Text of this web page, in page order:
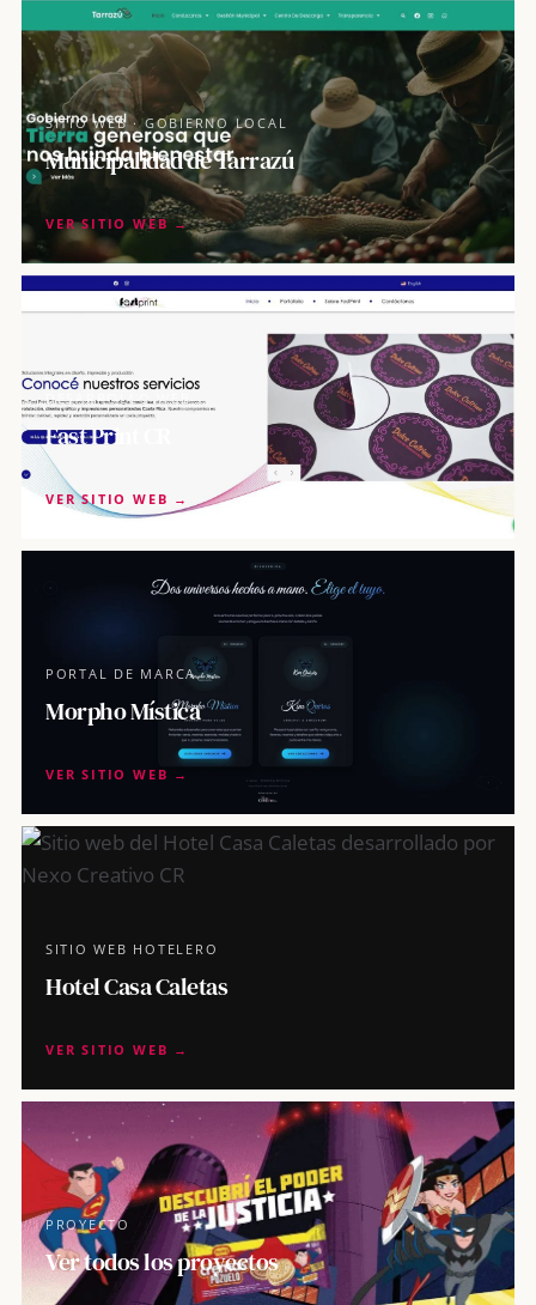
SITIO WEB · GOBIERNO LOCAL
Municipalidad de Tarrazú
VER SITIO WEB →
DESARROLLO WEB
Fast Print CR
VER SITIO WEB →
PORTAL DE MARCA
Morpho Mística
VER SITIO WEB →
SITIO WEB HOTELERO
Hotel Casa Caletas
VER SITIO WEB →
PROYECTO
Ver todos los proyectos